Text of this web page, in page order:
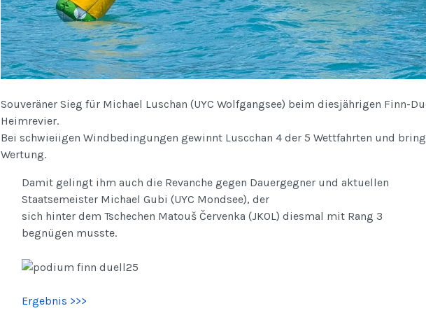
Souveräner Sieg für Michael Luschan (UYC Wolfgangsee) beim diesjährigen Finn-
Heimrevier.
Bei schwieiigen Windbedingungen gewinnt Luscchan 4 der 5 Wettfahrten und
Wertung.
Damit gelingt ihm auch die Revanche gegen Dauergegner und aktuellen
Staatsemeister Michael Gubi (UYC Mondsee), der
sich hinter dem Tschechen Matouš Červenka (JKOL) diesmal mit Rang 3
begnügen musste.
Ergebnis >>>